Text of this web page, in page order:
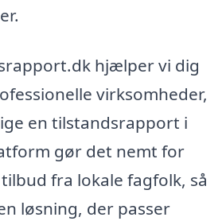
hjælper vi dig
virksomheder,
en tilstandsrapport i
gør det nemt for
fra lokale fagfolk, så
løsning, der passer